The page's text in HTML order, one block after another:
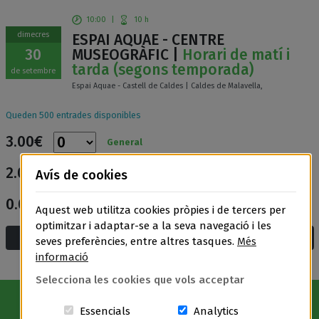
dimecres
30
de setembre
10:00 10 h
ESPAI AQUAE - CENTRE
MUSEOGRÀFIC | Horari de matí i
tarda (segons temporada)
Espai Aquae - Castell de Caldes | Caldes de Malavella,
Queden 500 entrades disponibles
3.00€ General
2.00€ Entrada reduïda
0.00€ Entrada gratuïta
Afegeix a la cistella i compra
Avís Legal|Política de privacitat|Política de cookies
Avís de cookies
Aquest web utilitza cookies pròpies i de tercers per
optimitzar i adaptar-se a la seva navegació i les
seves preferències, entre altres tasques. Més
informació
Selecciona les cookies que vols acceptar
Essencials Aquestes cookies són essencials
AnalyticsCookies related